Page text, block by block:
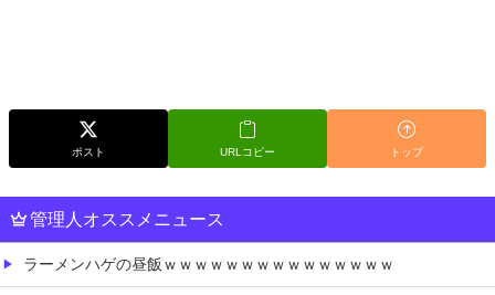
ポスト URLコピー トップ
管理人オススメニュース
ラーメンハゲの昼飯ｗｗｗｗｗｗｗｗｗｗｗｗｗｗｗ